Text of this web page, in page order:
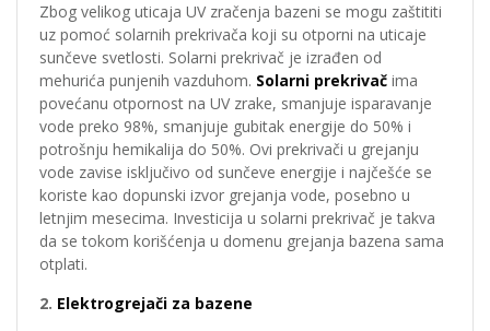
Zbog velikog uticaja UV zračenja bazeni se mogu zaštititi
uz pomoć solarnih prekrivača koji su otporni na uticaje
sunčeve svetlosti. Solarni prekrivač je izrađen od
mehurića punjenih vazduhom. Solarni prekrivač ima
povećanu otpornost na UV zrake, smanjuje isparavanje
vode preko 98%, smanjuje gubitak energije do 50% i
potrošnju hemikalija do 50%. Ovi prekrivači u grejanju
vode zavise isključivo od sunčeve energije i najčešće se
koriste kao dopunski izvor grejanja vode, posebno u
letnjim mesecima. Investicija u solarni prekrivač je takva
da se tokom korišćenja u domenu grejanja bazena sama
otplati.
2. Elektrogrejači za bazene